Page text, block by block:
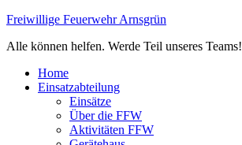
Freiwillige Feuerwehr Arnsgrün
Alle können helfen. Werde Teil unseres Teams!
Home
Einsatzabteilung
Einsätze
Über die FFW
Aktivitäten FFW